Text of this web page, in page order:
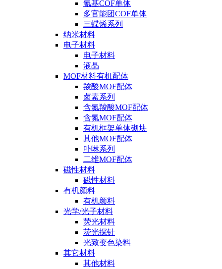
氰基COF单体
多官能团COF单体
三蝶烯系列
纳米材料
电子材料
电子材料
液晶
MOF材料有机配体
羧酸MOF配体
卤素系列
含氮羧酸MOF配体
含氮MOF配体
有机框架单体砌块
其他MOF配体
卟啉系列
二维MOF配体
磁性材料
磁性材料
有机颜料
有机颜料
光学/光子材料
荧光材料
荧光探针
光致变色染料
其它材料
其他材料